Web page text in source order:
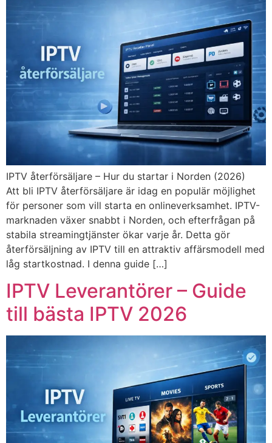
IPTV återförsäljare – Hur du startar i Norden (2026)
Att bli IPTV återförsäljare är idag en populär möjlighet
för personer som vill starta en onlineverksamhet. IPTV-
marknaden växer snabbt i Norden, och efterfrågan på
stabila streamingtjänster ökar varje år. Detta gör
återförsäljning av IPTV till en attraktiv affärsmodell med
låg startkostnad. I denna guide […]
IPTV Leverantörer – Guide
till bästa IPTV 2026